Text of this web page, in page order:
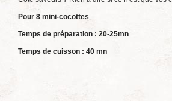
Pour 8 mini-cocottes
Temps de préparation : 20-25mn
Temps de cuisson : 40 mn